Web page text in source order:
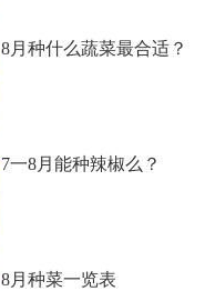
8月种什么蔬菜最合适？
7一8月能种辣椒么？
8月种菜一览表